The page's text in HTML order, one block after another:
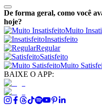
De forma geral, como você
hoje?
Muito
Insatisfeito
Regular
Satisfeito
Muito
BAIXE O APP: